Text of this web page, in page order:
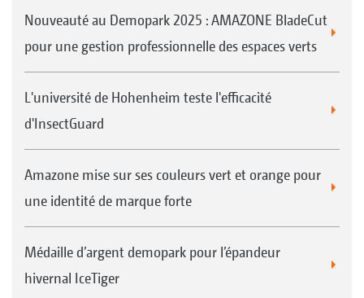
Nouveauté au Demopark 2025 : AMAZONE BladeCut
pour une gestion professionnelle des espaces verts
L'université de Hohenheim teste l'efficacité
d'InsectGuard
Amazone mise sur ses couleurs vert et orange pour
une identité de marque forte
Médaille d’argent demopark pour l’épandeur
hivernal IceTiger